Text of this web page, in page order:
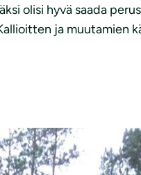
olisi hyvä saada
ja muutamien